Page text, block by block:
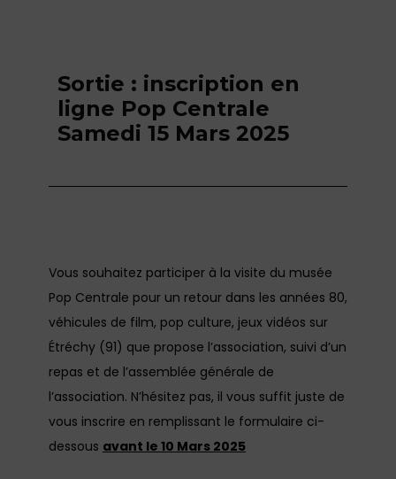
Sortie : inscription en
ligne Pop Centrale
Samedi 15 Mars 2025
Vous souhaitez participer à la visite du musée
Pop Centrale pour un retour dans les années 80,
véhicules de film, pop culture, jeux vidéos sur
Étréchy (91) que propose l’association, suivi d’un
repas et de l’assemblée générale de
l’association. N’hésitez pas, il vous suffit juste de
vous inscrire en remplissant le formulaire ci-
dessous avant le 10 Mars 2025